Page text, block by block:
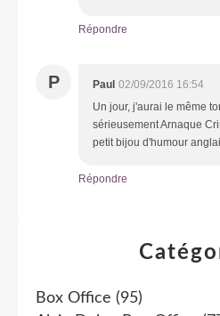
Répondre
P Paul 02/09/2016 16:54
Un jour, j'aurai le même
sérieusement Arnaque
petit bijou d'humour
Répondre
Box Office (95)